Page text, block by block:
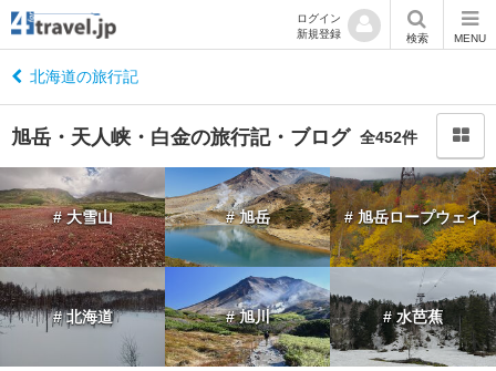
ログイン
新規登録
検索 MENU
北海道の旅行記
旭岳・天人峡・白金の旅行記・ブログ 全452件
# 大雪山 # 旭岳 # 旭岳ロープウェイ
# 北海道 # 旭川 # 水芭蕉
北
海
道
へ
戻
る